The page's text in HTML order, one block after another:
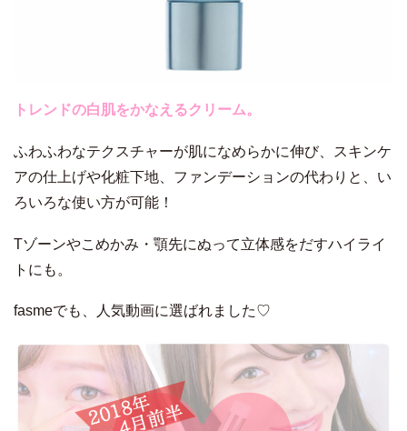
トレンドの白肌をかなえるクリーム。
ふわふわなテクスチャーが肌になめらかに伸び、スキンケ
アの仕上げや化粧下地、ファンデーションの代わりと、い
ろいろな使い方が可能！
Tゾーンやこめかみ・顎先にぬって立体感をだすハイライ
トにも。
fasmeでも、人気動画に選ばれました♡